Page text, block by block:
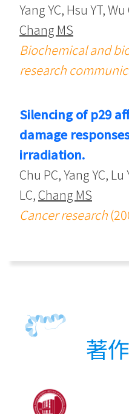
Yang YC, Hsu YT,
Chang MS
Biochemical and
research
Silencing of p29
damage
irradiation.
Chu PC, Yang YC, Lu
LC,Chang MS
Cancer research
著